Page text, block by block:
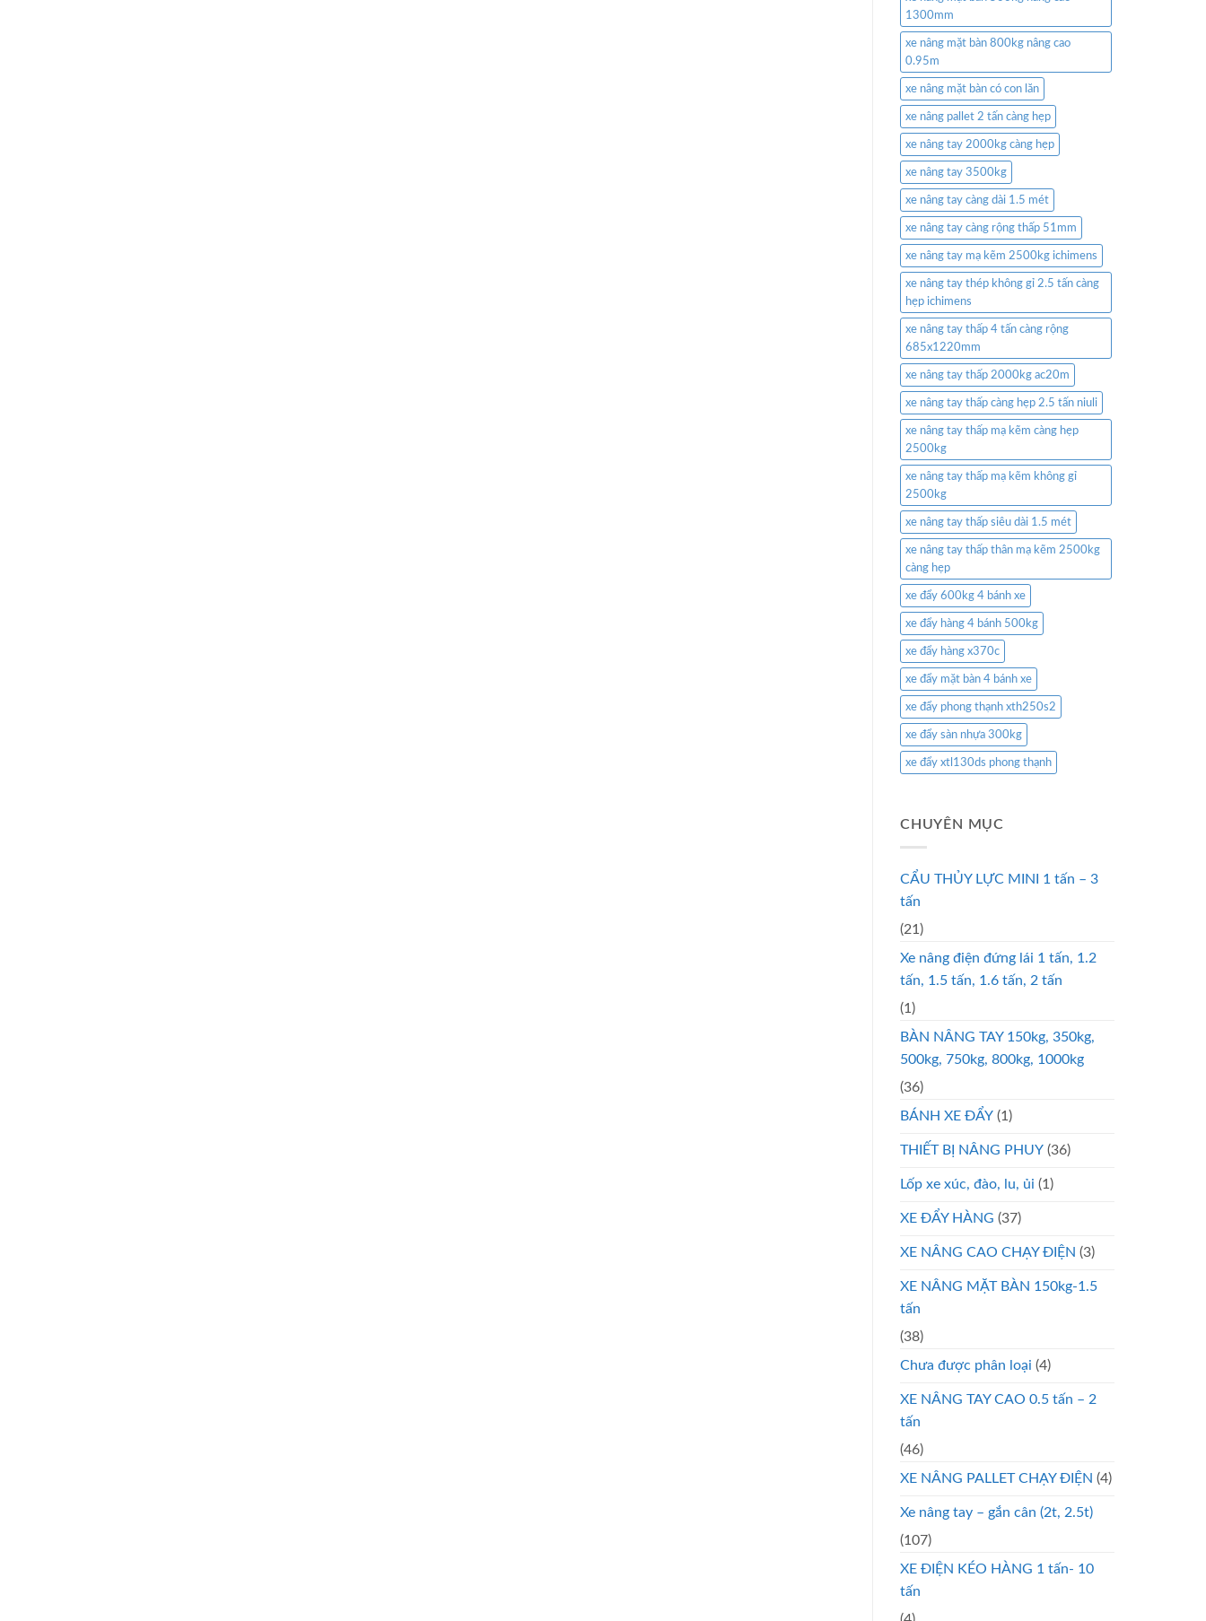
1300mm
xe nâng mặt bàn 800kg nâng cao
0.95m
xe nâng mặt bàn có con lăn
xe nâng pallet 2 tấn càng hẹp
xe nâng tay 2000kg càng hẹp
xe nâng tay 3500kg
xe nâng tay càng dài 1.5 mét
xe nâng tay càng rộng thấp 51mm
xe nâng tay mạ kẽm 2500kg ichimens
xe nâng tay thép không gỉ 2.5 tấn càng
hẹp ichimens
xe nâng tay thấp 4 tấn càng rộng
685x1220mm
xe nâng tay thấp 2000kg ac20m
xe nâng tay thấp càng hẹp 2.5 tấn niuli
xe nâng tay thấp mạ kẽm càng hẹp
2500kg
xe nâng tay thấp mạ kẽm không gỉ
2500kg
xe nâng tay thấp siêu dài 1.5 mét
xe nâng tay thấp thân mạ kẽm 2500kg
càng hẹp
xe đẩy 600kg 4 bánh xe
xe đẩy hàng 4 bánh 500kg
xe đẩy hàng x370c
xe đẩy mặt bàn 4 bánh xe
xe đẩy phong thạnh xth250s2
xe đẩy sàn nhựa 300kg
xe đẩy xtl130ds phong thạnh
CHUYÊN MỤC
CẨU THỦY LỰC MINI 1 tấn – 3
tấn
(21)
Xe nâng điện đứng lái 1 tấn, 1.2
tấn, 1.5 tấn, 1.6 tấn, 2 tấn
(1)
BÀN NÂNG TAY 150kg, 350kg,
500kg, 750kg, 800kg, 1000kg
(36)
BÁNH XE ĐẨY (1)
THIẾT BỊ NÂNG PHUY (36)
Lốp xe xúc, đào, lu, ủi (1)
XE ĐẨY HÀNG (37)
XE NÂNG CAO CHẠY ĐIỆN (3)
XE NÂNG MẶT BÀN 150kg-1.5
tấn
(38)
Chưa được phân loại (4)
XE NÂNG TAY CAO 0.5 tấn – 2
tấn
(46)
XE NÂNG PALLET CHẠY ĐIỆN (4)
Xe nâng tay – gắn cân (2t, 2.5t)
(107)
XE ĐIỆN KÉO HÀNG 1 tấn- 10
tấn